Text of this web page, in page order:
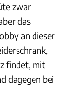
zwar
das
an dieser
findet, mit
dagegen bei